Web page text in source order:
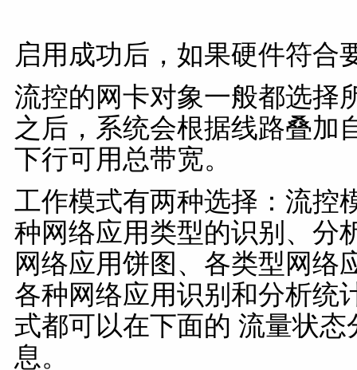
启用成功后，如果硬件符合
流控的网卡对象一般都选择
之后，系统会根据线路叠加
下行可用总带宽。
工作模式有两种选择：流控
种网络应用类型的识别、分
网络应用饼图、各类型网络
各种网络应用识别和分析统
式都可以在下面的 流量状
息。